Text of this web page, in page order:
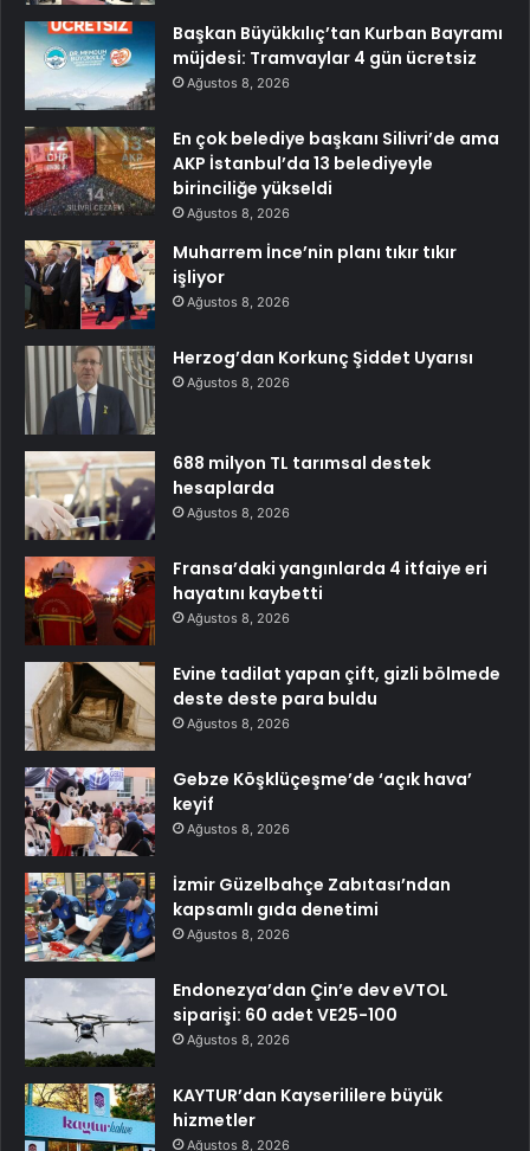
Başkan Büyükkılıç’tan Kurban Bayramı
müjdesi: Tramvaylar 4 gün ücretsiz
Ağustos 8, 2026
En çok belediye başkanı Silivri’de ama
AKP İstanbul’da 13 belediyeyle
birinciliğe yükseldi
Ağustos 8, 2026
Muharrem İnce’nin planı tıkır tıkır
işliyor
Ağustos 8, 2026
Herzog’dan Korkunç Şiddet Uyarısı
Ağustos 8, 2026
688 milyon TL tarımsal destek
hesaplarda
Ağustos 8, 2026
Fransa’daki yangınlarda 4 itfaiye eri
hayatını kaybetti
Ağustos 8, 2026
Evine tadilat yapan çift, gizli bölmede
deste deste para buldu
Ağustos 8, 2026
Gebze Köşklüçeşme’de ‘açık hava’
keyif
Ağustos 8, 2026
İzmir Güzelbahçe Zabıtası’ndan
kapsamlı gıda denetimi
Ağustos 8, 2026
Endonezya’dan Çin’e dev eVTOL
siparişi: 60 adet VE25-100
Ağustos 8, 2026
KAYTUR’dan Kayserililere büyük
hizmetler
Ağustos 8, 2026